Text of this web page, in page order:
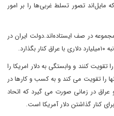
مایل‌اند تصور تسلط غربی‌ها را بر امور
در صف ایستاده‌اند.دولت ایران در
کنند و وابستگی به دلار امریکا را
را تقویت می کند و به کسب و کارها در
در زمانی صورت می گیرد که اتحاد
کنار گذاشتن دلار آمریکا است.